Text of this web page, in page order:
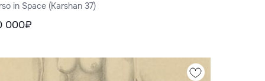
in Space (Karshan 37)
000₽